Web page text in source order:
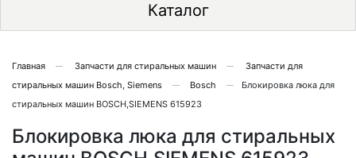
Каталог
Главная Запчасти для стиральных машин
Запчасти для
стиральных машин Bosch, Siemens
Bosch
Блокировка люка для
стиральных машин BOSCH,SIEMENS 615923
Блокировка люка для стиральных